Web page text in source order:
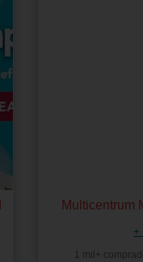
Multicentrum
+
1 mil+